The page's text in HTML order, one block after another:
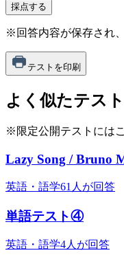
採点する
※回答内容が保存され
テストを印刷
よく似たテスト
※限定公開テストには
Lazy Song / Bruno
英語・語学61人が回答
単語テスト④
英語・語学4人が回答